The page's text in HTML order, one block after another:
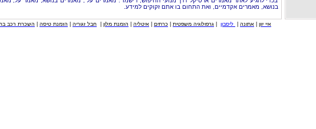
בנושא, מאמרים אקדמיים, ואת התחום בו אתם זקוקים למידע.
איי יוון אתונה ליסבון גרפולוגיה משפטית כרתים איטליה הזמנת מלון חבל זגוריה הזמנת טיסה השכרת רכב